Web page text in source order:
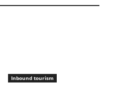
Inbound tourism